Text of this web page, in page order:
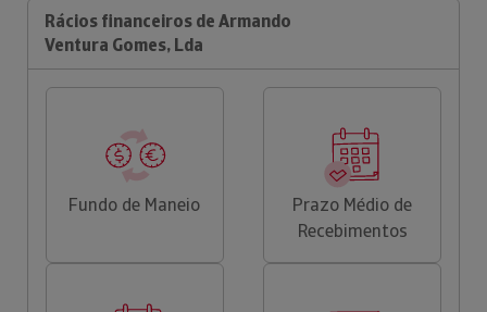
Rácios financeiros de Armando
Ventura Gomes, Lda
Fundo de Maneio
Prazo Médio de
Recebimentos